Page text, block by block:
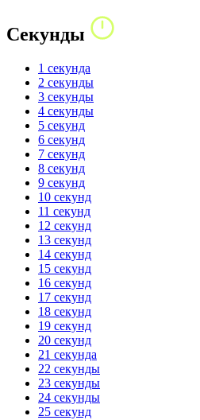
Секунды
1 секунда
2 секунды
3 секунды
4 секунды
5 секунд
6 секунд
7 секунд
8 секунд
9 секунд
10 секунд
11 секунд
12 секунд
13 секунд
14 секунд
15 секунд
16 секунд
17 секунд
18 секунд
19 секунд
20 секунд
21 секунда
22 секунды
23 секунды
24 секунды
25 секунд